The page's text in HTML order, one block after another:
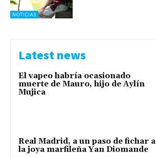
NOTICIAS
Latest news
El vapeo habría ocasionado
muerte de Mauro, hijo de Aylín
Mujica
Real Madrid, a un paso de fichar a
la joya marfileña Yan Diomande